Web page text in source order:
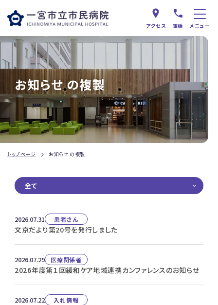
アクセス 電話 メニュー
お知らせ の複製
トップページ お知らせ の複製
2026.07.31 患者さん
文京だより第20号を発行しました
2026.07.29 医療関係者
2026年度第１回緩和ケア地域連携カンファレンスのお知らせ
2026.07.22 入札情報